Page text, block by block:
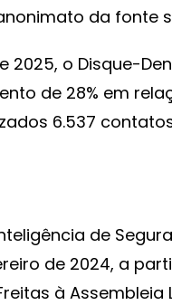
da fonte
2025, o Disque-
de 28% em
6.537
de
de 2024, a
à